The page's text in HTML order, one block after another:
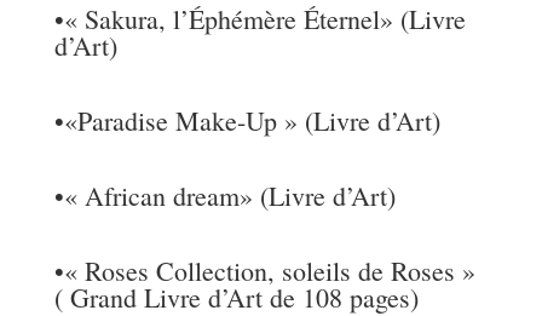
•« Sakura, l’Éphémère Éternel» (Livre
d’Art)
•«Paradise Make-Up » (Livre d’Art)
•« African dream» (Livre d’Art)
•« Roses Collection, soleils de Roses »
( Grand Livre d’Art de 108 pages)